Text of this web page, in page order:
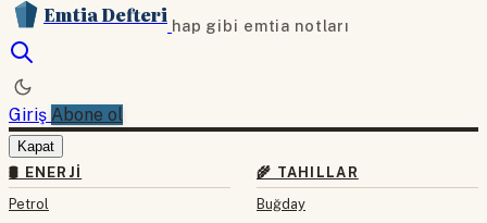
Emtia Defteri hap gibi emtia notları
Giriş Abone ol
Kapat
🛢 ENERJI
Petrol
🌾 TAHILLAR
Buğday